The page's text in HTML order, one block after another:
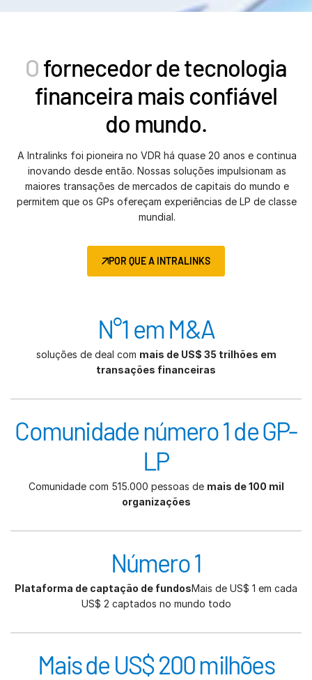
Ofornecedor de tecnologia
financeira mais confiável
do mundo.
A Intralinks foi pioneira no VDR há quase 20 anos e continua
inovando desde então. Nossas soluções impulsionam as
maiores transações de mercados de capitais do mundo e
permitem que os GPs ofereçam experiências de LP de classe
mundial.
POR QUE A INTRALINKS
N°1 em M&A
soluções de deal com mais de US$ 35 trilhões em
transações financeiras
Comunidade número 1 de GP-
LP
Comunidade com 515.000 pessoas de mais de 100 mil
organizações
Número 1
Plataforma de captação de fundosMais de US$ 1 em cada
US$ 2 captados no mundo todo
Mais de US$ 200 milhões